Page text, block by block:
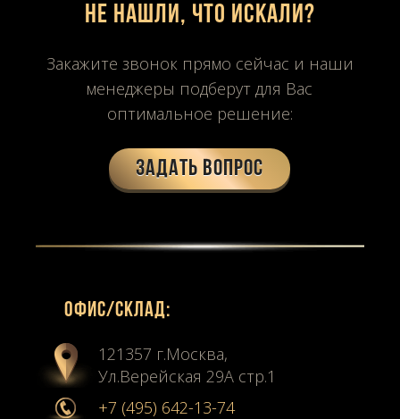
Не нашли, что искали?
Закажите звонок прямо сейчас и наши
менеджеры подберут для Вас
оптимальное решение:
Задать вопрос
Офиc/склад:
121357 г.Москва,
Ул.Верейская 29А стр.1
+7 (495) 642-13-74